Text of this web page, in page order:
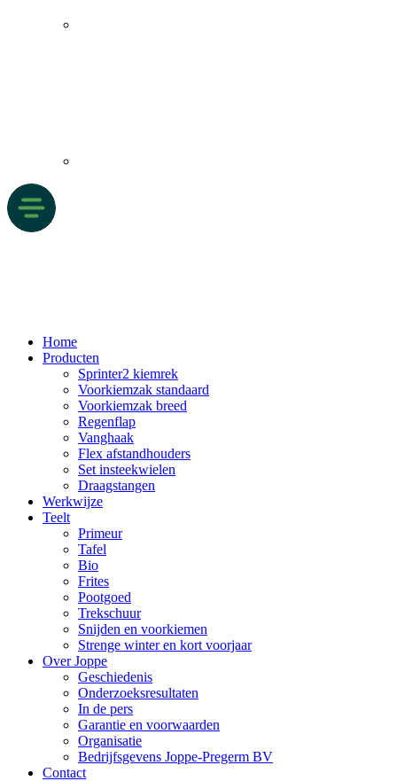
Home
Producten
Sprinter2 kiemrek
Voorkiemzak standaard
Voorkiemzak breed
Regenflap
Vanghaak
Flex afstandhouders
Set insteekwielen
Draagstangen
Werkwijze
Teelt
Primeur
Tafel
Bio
Frites
Pootgoed
Trekschuur
Snijden en voorkiemen
Strenge winter en kort voorjaar
Over Joppe
Geschiedenis
Onderzoeksresultaten
In de pers
Garantie en voorwaarden
Organisatie
Bedrijfsgevens Joppe-Pregerm BV
Contact